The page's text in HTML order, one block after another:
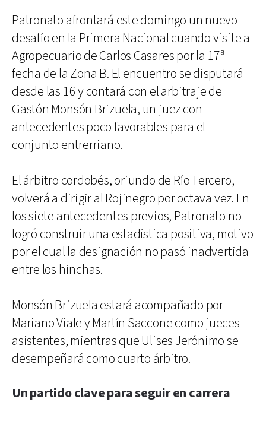
Patronato afrontará este domingo un nuevo
desafío en la Primera Nacional cuando visite a
Agropecuario de Carlos Casares por la 17ª
fecha de la Zona B. El encuentro se disputará
desde las 16 y contará con el arbitraje de
Gastón Monsón Brizuela, un juez con
antecedentes poco favorables para el
conjunto entrerriano.
El árbitro cordobés, oriundo de Río Tercero,
volverá a dirigir al Rojinegro por octava vez. En
los siete antecedentes previos, Patronato no
logró construir una estadística positiva, motivo
por el cual la designación no pasó inadvertida
entre los hinchas.
Monsón Brizuela estará acompañado por
Mariano Viale y Martín Saccone como jueces
asistentes, mientras que Ulises Jerónimo se
desempeñará como cuarto árbitro.
Un partido clave para seguir en carrera